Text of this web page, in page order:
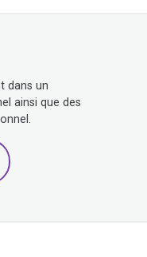
dans un
ainsi que des